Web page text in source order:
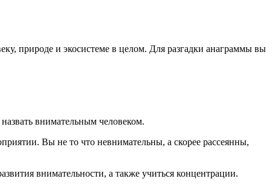
природе и экосистеме в целом. Для разгадки анаграммы вы
внимательным человеком.
Вы не то что невнимательны, а скорее рассеянны,
внимательности, а также учиться концентрации.